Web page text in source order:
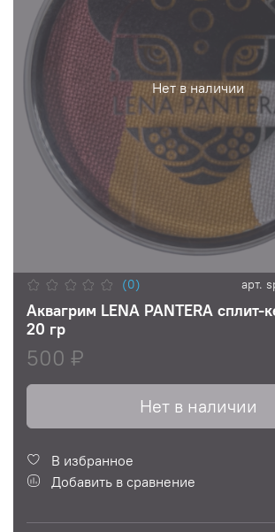
Нет в наличии
(0) арт.
Аквагрим LENA PANTERA сплит-
20 гр
500 ₽
Нет в наличии
В избранное
Добавить в сравнение